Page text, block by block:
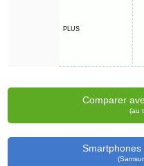
PLUS
Comparer
(au